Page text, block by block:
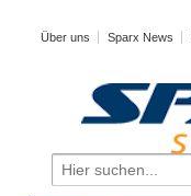
Über uns Sparx News
Search
for: